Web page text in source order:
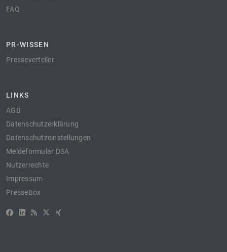
FAQ
PR-WISSEN
Presseverteiler
LINKS
AGB
Datenschutzerklärung
Datenschutzeinstellungen
Meldeformular DSA
Nutzerrechte
Impressum
PresseBox